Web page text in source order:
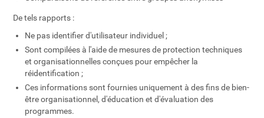
De tels rapports :
Ne pas identifier d'utilisateur individuel ;
Sont compilées à l'aide de mesures de protection techniques
et organisationnelles conçues pour empêcher la
réidentification ;
Ces informations sont fournies uniquement à des fins de bien-
être organisationnel, d'éducation et d'évaluation des
programmes.